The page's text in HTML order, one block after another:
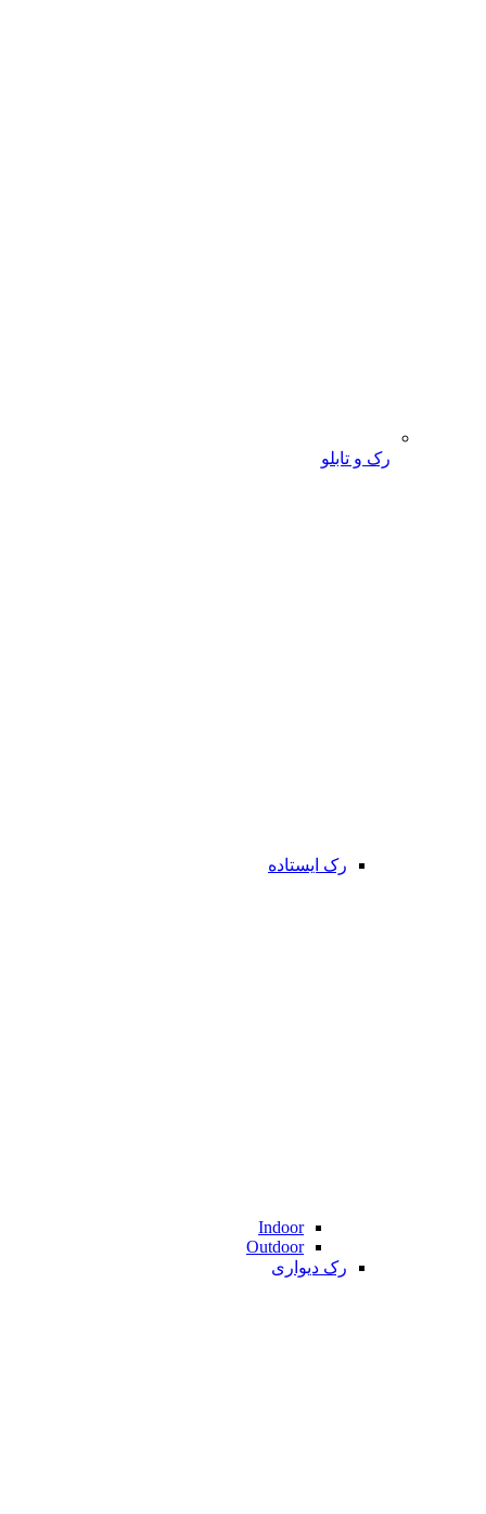
رک و تابلو
رک ایستاده
Indoor
Outdoor
رک دیواری